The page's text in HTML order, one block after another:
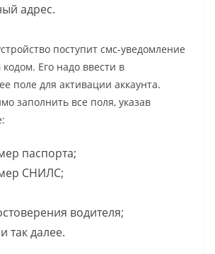
адрес.
поступит смс-уведомление
Его надо ввести в
поле для активации аккаунта.
заполнить все поля, указав
паспорта;
СНИЛС;
водителя;
так далее.